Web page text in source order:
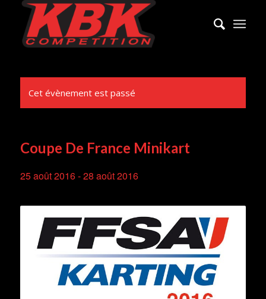
Cet évènement est passé
Coupe De France Minikart
25 août 2016-28 août 2016